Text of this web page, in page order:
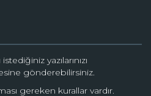
yazılarınızı
gönderebilirsiniz.
gereken kurallar vardır.